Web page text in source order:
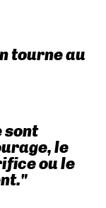
tourne au
sont
le
ou le